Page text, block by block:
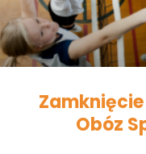
Obóz